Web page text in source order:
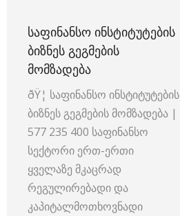
ᲡᲐᲤᲘᲜᲐᲜᲡᲝ ᲘᲜᲡᲢᲘᲢᲣᲢᲔᲑᲘᲡ
ᲑᲘᲖᲜᲔᲡ ᲒᲔᲒᲛᲔᲑᲘᲡ
ᲛᲝᲛᲖᲐᲓᲔᲑᲐ
ðŸ¦ საფინანსო ინსტიტუტების
ბიზნეს გეგმების მომზადება |
577 235 400 საფინანსო
სექტორი ერთ-ერთი
ყველაზე მკაცრად
რეგულირებადი და
კაპიტალმოთხოვნადი